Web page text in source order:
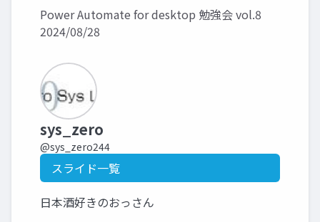
Power Automate for desktop 勉強会 vol.8
2024/08/28
sys_zero
@sys_zero244
スライド一覧
日本酒好きのおっさん